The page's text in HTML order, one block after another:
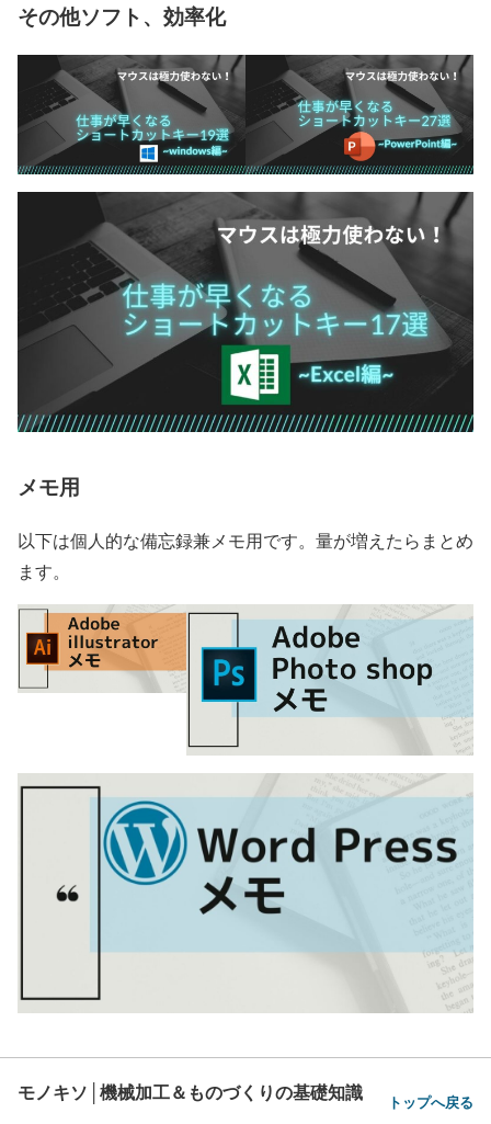
その他ソフト、効率化
メモ用
以下は個人的な備忘録兼メモ用です。量が増えたらまとめ
ます。
モノキソ│機械加工＆ものづくりの基礎知識 トップへ戻る